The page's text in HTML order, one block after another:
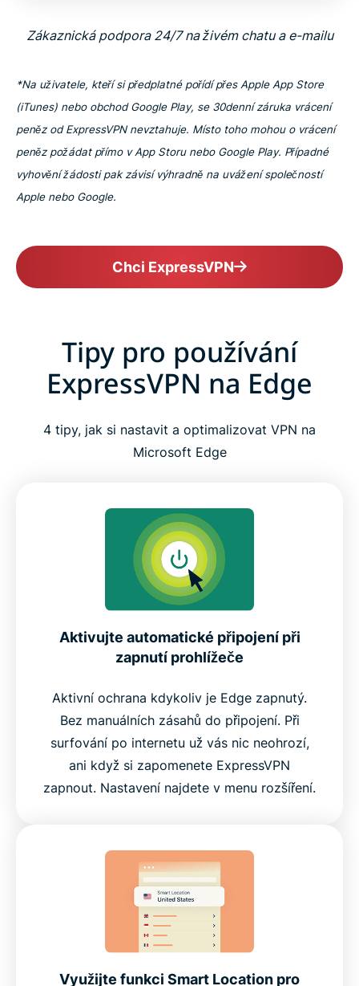
Zákaznická podpora 24/7 na živém chatu a e-mailu
*Na uživatele, kteří si předplatné pořídí přes Apple App Store
(iTunes) nebo obchod Google Play, se 30denní záruka vrácení
peněz od ExpressVPN nevztahuje. Místo toho mohou o vrácení
peněz požádat přímo v App Storu nebo Google Play. Případné
vyhovění žádosti pak závisí výhradně na uvážení společností
Apple nebo Google.
Chci ExpressVPN
Tipy pro používání
ExpressVPN na Edge
4 tipy, jak si nastavit a optimalizovat VPN na
Microsoft Edge
Aktivujte automatické připojení při
zapnutí prohlížeče
Aktivní ochrana kdykoliv je Edge zapnutý.
Bez manuálních zásahů do připojení. Při
surfování po internetu už vás nic neohrozí,
ani když si zapomenete ExpressVPN
zapnout. Nastavení najdete v menu rozšíření.
Využijte funkci Smart Location pro